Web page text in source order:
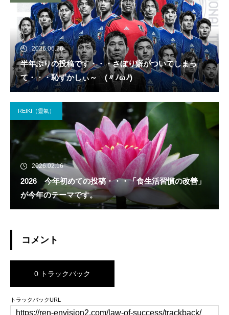
2026.06.26
半年ぶりの投稿です・・・さぼり癖がついてしまっ
て・・・恥ずかしぃ～ (〃ﾉωﾉ)
REIKI（靈氣）
2026.02.16
2026 今年初めての投稿・・・「食生活習慣の改善」
が今年のテーマです。
コメント
0 トラックバック
トラックバックURL